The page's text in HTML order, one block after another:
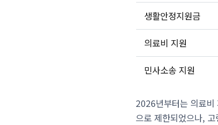
생활안정지원금
의료비 지원
민사소송 지원
2026년부터는 의료비
으로 제한되었으나,